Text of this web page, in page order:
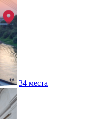
34 места